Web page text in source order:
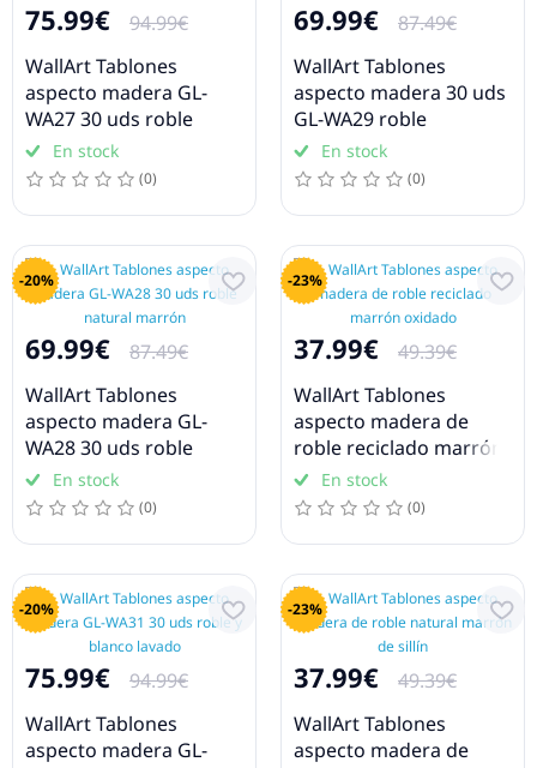
75.99€
94.99€
WallArt Tablones
aspecto madera GL-
WA27 30 uds roble
marrón café
En stock
(0)
69.99€
87.49€
WallArt Tablones
aspecto madera 30 uds
GL-WA29 roble
reciclado marrón
En stock
(0)
-20%
69.99€
87.49€
WallArt Tablones
aspecto madera GL-
WA28 30 uds roble
natural marrón
En stock
(0)
-23%
37.99€
49.39€
WallArt Tablones
aspecto madera de
roble reciclado marrón
oxidado
En stock
(0)
-20%
75.99€
94.99€
WallArt Tablones
aspecto madera GL-
-23%
37.99€
49.39€
WallArt Tablones
aspecto madera de